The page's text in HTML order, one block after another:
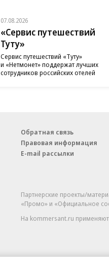
07.08.2026
«Сервис путешествий
Туту»
Сервис путешествий «Туту»
и «Нетмонет» поддержат лучших
сотрудников российских отелей
Обратная связь
Правовая информация
E-mail рассылки
Партнерские проекты/
«Промо» и «Официальное
На kommersant.ru